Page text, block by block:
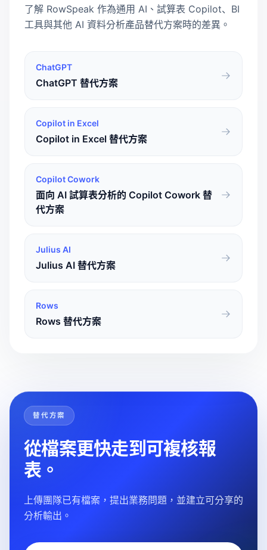
了解 RowSpeak 作為通用 AI、試算表 Copilot、BI
工具與其他 AI 資料分析產品替代方案時的差異。
ChatGPT
ChatGPT 替代方案
Copilot in Excel
Copilot in Excel 替代方案
Copilot Cowork
面向 AI 試算表分析的 Copilot Cowork 替
代方案
Julius AI
Julius AI 替代方案
Rows
Rows 替代方案
替代方案
從檔案更快走到可複核報
表。
上傳團隊已有檔案，提出業務問題，並建立可分享的
分析輸出。